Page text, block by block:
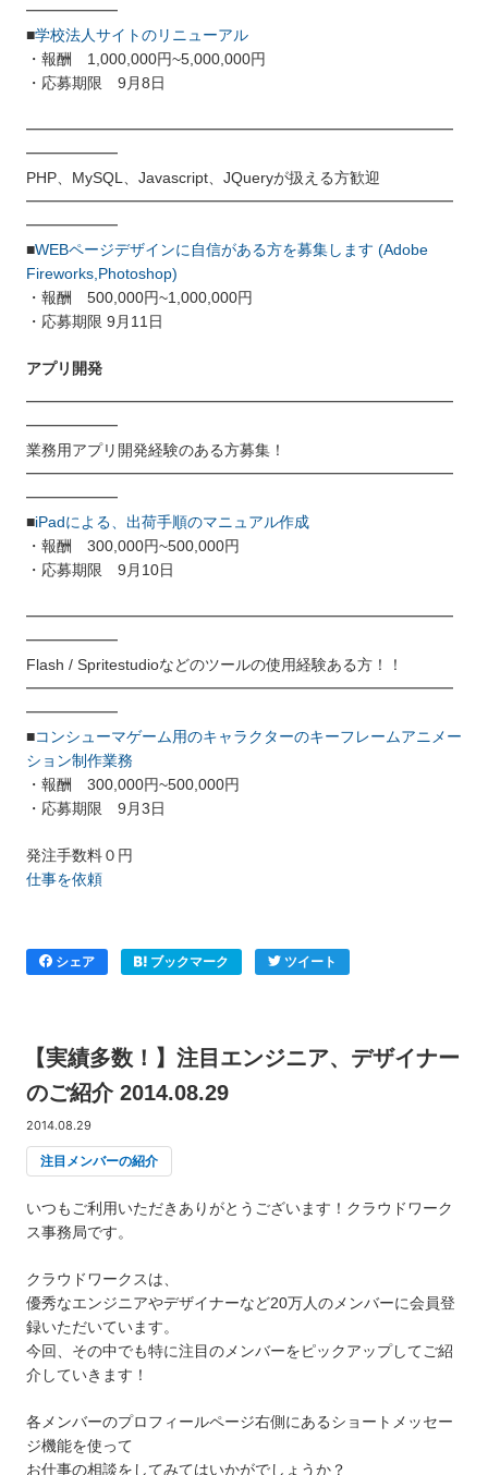
━━━━━━
■学校法人サイトのリニューアル
・報酬 1,000,000円~5,000,000円
・応募期限 9月8日
━━━━━━━━━━━━━━━━━━━━━━━━━━━━
━━━━━━
PHP、MySQL、Javascript、JQueryが扱える方歓迎
━━━━━━━━━━━━━━━━━━━━━━━━━━━━
━━━━━━
■WEBページデザインに自信がある方を募集します (Adobe
Fireworks,Photoshop)
・報酬 500,000円~1,000,000円
・応募期限 9月11日
アプリ開発
━━━━━━━━━━━━━━━━━━━━━━━━━━━━
━━━━━━
業務用アプリ開発経験のある方募集！
━━━━━━━━━━━━━━━━━━━━━━━━━━━━
━━━━━━
■iPadによる、出荷手順のマニュアル作成
・報酬 300,000円~500,000円
・応募期限 9月10日
━━━━━━━━━━━━━━━━━━━━━━━━━━━━
━━━━━━
Flash / Spritestudioなどのツールの使用経験ある方！！
━━━━━━━━━━━━━━━━━━━━━━━━━━━━
━━━━━━
■コンシューマゲーム用のキャラクターのキーフレームアニメー
ション制作業務
・報酬 300,000円~500,000円
・応募期限 9月3日
発注手数料０円
仕事を依頼
シェア ブックマーク ツイート
【実績多数！】注目エンジニア、デザイナー
のご紹介 2014.08.29
2014.08.29
注目メンバーの紹介
いつもご利用いただきありがとうございます！クラウドワーク
ス事務局です。
クラウドワークスは、
優秀なエンジニアやデザイナーなど20万人のメンバーに会員登
録いただいています。
今回、その中でも特に注目のメンバーをピックアップしてご紹
介していきます！
各メンバーのプロフィールページ右側にあるショートメッセー
ジ機能を使って
お仕事の相談をしてみてはいかがでしょうか？